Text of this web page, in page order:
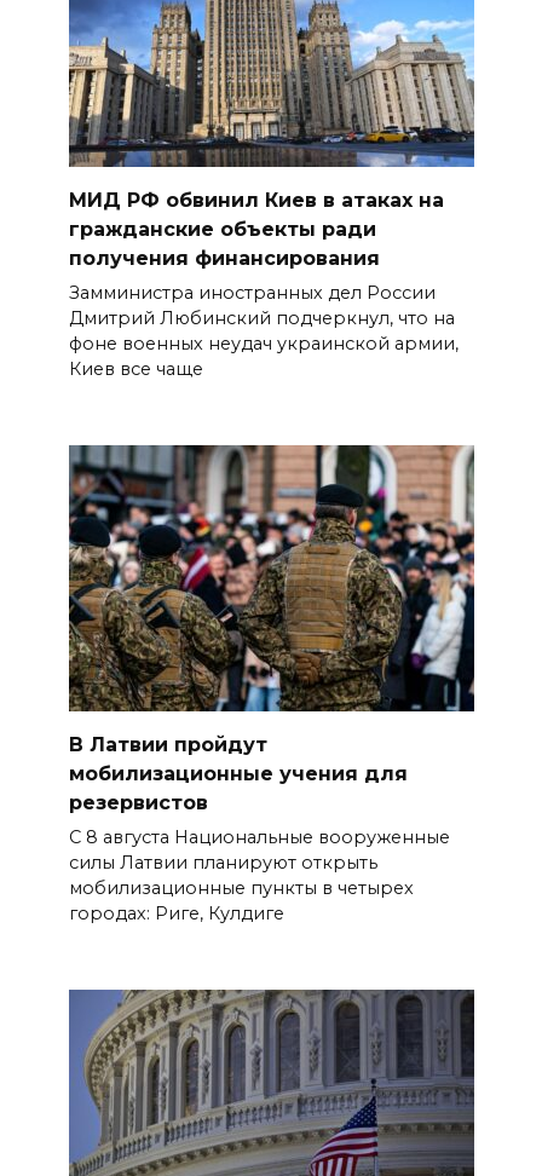
МИД РФ обвинил Киев в атаках на
гражданские объекты ради
получения финансирования
Замминистра иностранных дел России
Дмитрий Любинский подчеркнул, что на
фоне военных неудач украинской армии,
Киев все чаще
В Латвии пройдут
мобилизационные учения для
резервистов
С 8 августа Национальные вооруженные
силы Латвии планируют открыть
мобилизационные пункты в четырех
городах: Риге, Кулдиге